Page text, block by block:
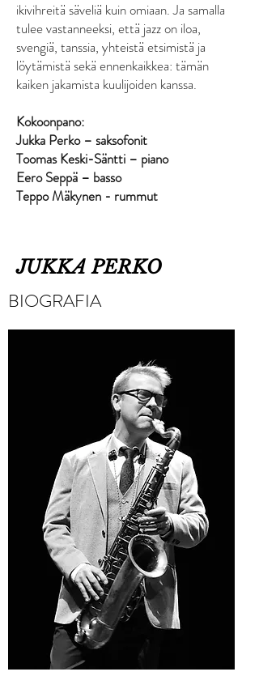
ikivihreitä säveliä kuin omiaan. Ja samalla
tulee vastanneeksi, että jazz on iloa,
svengiä, tanssia, yhteistä etsimistä ja
löytämistä sekä ennenkaikkea: tämän
kaiken jakamista kuulijoiden kanssa.
Kokoonpano:
Jukka Perko – saksofonit
Toomas Keski-Säntti – piano
Eero Seppä – basso
Teppo Mäkynen - rummut
JUKKA PERKO
BIOGRAFIA